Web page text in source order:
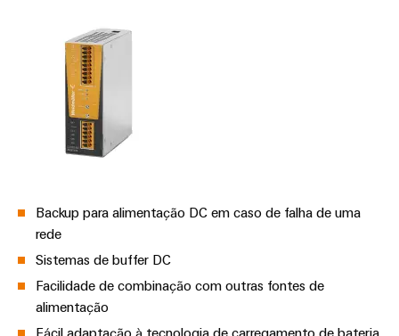
Backup para alimentação DC em caso de falha de uma
rede
Sistemas de buffer DC
Facilidade de combinação com outras fontes de
alimentação